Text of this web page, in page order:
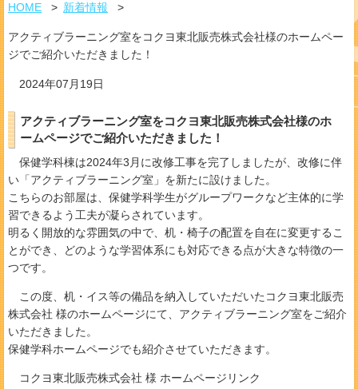
HOME 新着情報
アクティブラーニング室をコクヨ東北販売株式会社様のホームペー
ジでご紹介いただきました！
2024年07月19日
アクティブラーニング室をコクヨ東北販売株式会社様のホ
ームページでご紹介いただきました！
保健学科棟は2024年3月に改修工事を完了しましたが、改修に伴
い「アクティブラーニング室」を新たに設けました。
こちらのお部屋は、保健学科学生がグループワークなど主体的に学
習できるよう工夫が凝らされています。
明るく開放的な雰囲気の中で、机・椅子の配置を自在に変更するこ
とができ、どのような学習体系にも対応できる点が大きな特徴の一
つです。
この度、机・イス等の備品を納入していただいたコクヨ東北販売
株式会社 様のホームページにて、アクティブラーニング室をご紹介
いただきました。
保健学科ホームページでも紹介させていただきます。
コクヨ東北販売株式会社 様 ホームページリンク